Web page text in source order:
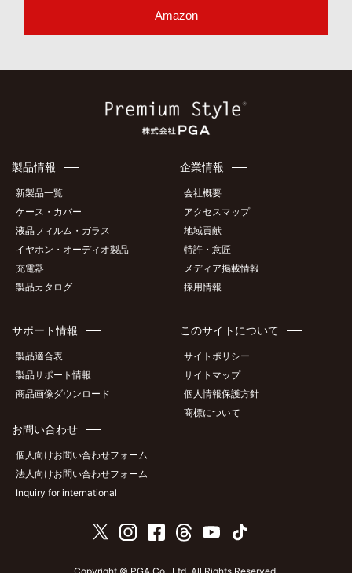
Amazon
製品情報
新製品一覧
ケース・カバー
液晶フィルム・ガラス
イヤホン・オーディオ製品
充電器
製品カタログ
企業情報
会社概要
アクセスマップ
地域貢献
特許・意匠
メディア掲載情報
採用情報
サポート情報
製品適合表
製品サポート情報
商品画像ダウンロード
お問い合わせ
個人向けお問い合わせフォーム
法人向けお問い合わせフォーム
Inquiry for international
このサイトについて
サイトポリシー
サイトマップ
個人情報保護方針
商標について